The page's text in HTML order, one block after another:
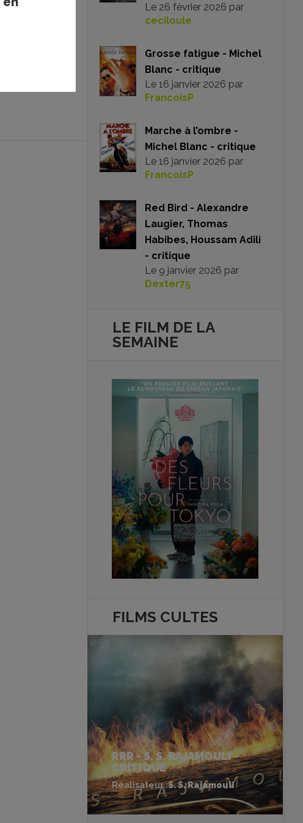
Le 26 février 2026 par
ceciloule
Grosse fatigue - Michel
Blanc - critique
Le 16 janvier 2026 par
FrancoisP
Marche à l’ombre -
Michel Blanc - critique
Le 16 janvier 2026 par
FrancoisP
Red Bird - Alexandre
Laugier, Thomas
Habibes, Houssam Adili
- critique
Le 9 janvier 2026 par
Dexter75
LE FILM DE LA
SEMAINE
FILMS CULTES
RRR - S. S. RAJAMOULI -
CRITIQUE
Réalisateur :S. S. Rajamouli